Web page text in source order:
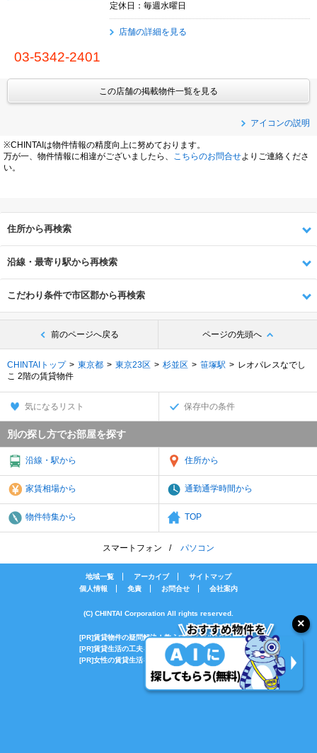
定休日：毎週水曜日
店舗の詳細を見る
03-5342-2401
この店舗の掲載物件一覧を見る
アイコンの説明
※CHINTAIは物件情報の精度向上に努めております。
万が一、物件情報に相違がございましたら、
こちらのお問合せよりご連絡くださ
い。
住所から再検索
沿線・最寄り駅から再検索
こだわり条件で市区郡から再検索
前のページへ戻る ページの先頭へ
CHINTAIトップ 東京都 東京23区 杉並区 笹塚駅
レオパレスなでし
こ 2階の賃貸物件
気になるリスト 保存中の条件
別の探し方でお部屋を探す
沿線・駅から 住所から
家賃相場から 通勤通学時間から
物件特集から TOP
スマートフォン パソコン
地域一覧 アーカイブ
サイトマップ
個人情報
免責 お問合せ 会社案内
(C) CHINTAI Corporation All rights reserved.
[PR]賃貸物件の疑問解決！教えてエイブルAGENT
[PR]賃貸生活の工夫を紹介！CHINTAI情報局
[PR]女性の賃貸生活を応援！Woman.CHINTAI